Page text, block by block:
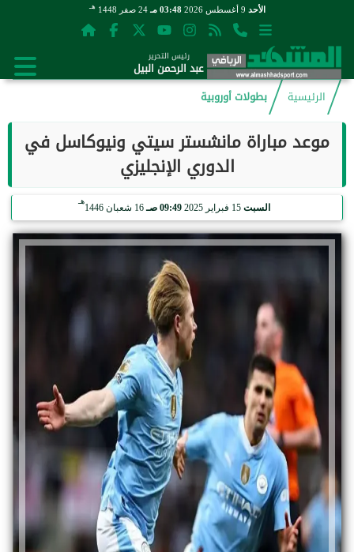
الأحد 03:48 مـ 24 صفر 1448 هـ
رئيس التحرير
عبد الرحمن البيل
الرئيسية
بطولات أوروبية
موعد مباراة مانشستر سيتي ونيوكاسل في
الدوري الإنجليزي
السبت 15 فبراير 2025 09:49 صـ 16 شعبان 1446
هـ